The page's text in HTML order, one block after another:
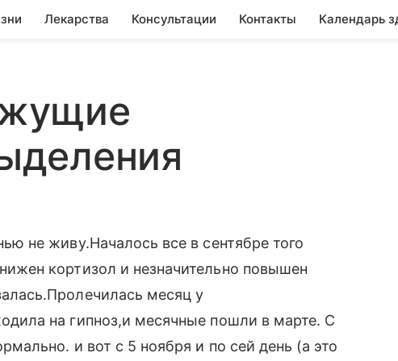
Лекарства Консультации Контакты Календарь
не живу.Началось все в сентябре того
кортизол и незначительно повышен
месяц у
на гипноз,и месячные пошли в марте. С
и вот с 5 ноября и по сей день (а это